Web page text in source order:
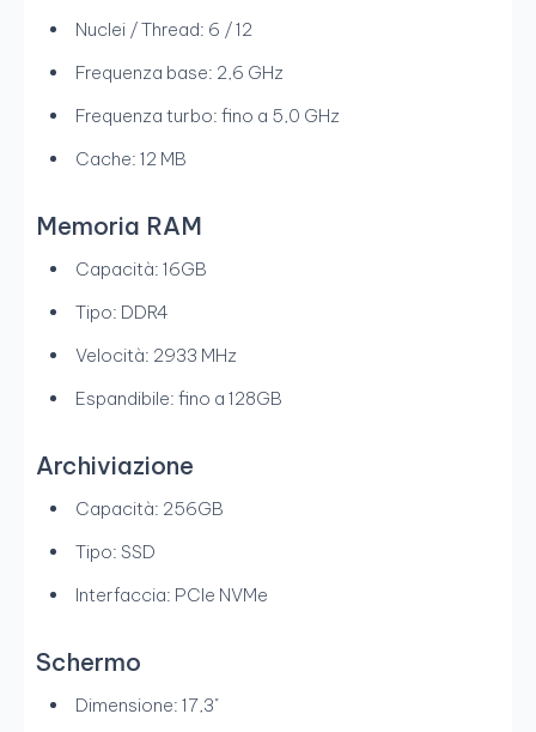
Nuclei / Thread: 6 / 12
Frequenza base: 2,6 GHz
Frequenza turbo: fino a 5,0 GHz
Cache: 12 MB
Memoria RAM
Capacità: 16GB
Tipo: DDR4
Velocità: 2933 MHz
Espandibile: fino a 128GB
Archiviazione
Capacità: 256GB
Tipo: SSD
Interfaccia: PCIe NVMe
Schermo
Dimensione: 17,3"